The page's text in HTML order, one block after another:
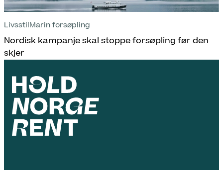
LivsstilMarin forsøpling
Nordisk kampanje skal stoppe forsøpling før den
skjer